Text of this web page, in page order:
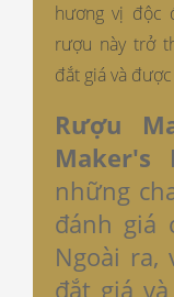
hương vị độc
rượu này trở
đắt giá và
Rượu
Maker's
những
đánh giá
Ngoài ra,
đắt giá